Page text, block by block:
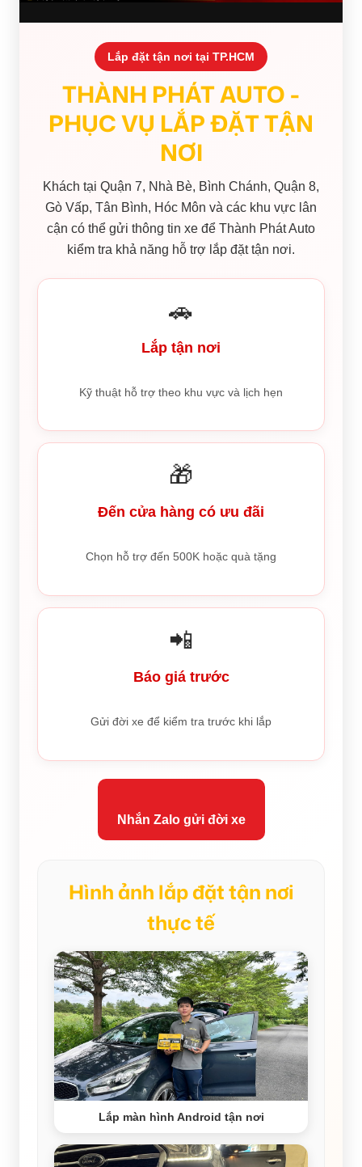
Lắp đặt tận nơi tại TP.HCM
THÀNH PHÁT AUTO -
PHỤC VỤ LẮP ĐẶT TẬN
NƠI
Khách tại Quận 7, Nhà Bè, Bình Chánh, Quận 8,
Gò Vấp, Tân Bình, Hóc Môn và các khu vực lân
cận có thể gửi thông tin xe để Thành Phát Auto
kiểm tra khả năng hỗ trợ lắp đặt tận nơi.
🚗
Lắp tận nơi
Kỹ thuật hỗ trợ theo khu vực và lịch hẹn
🎁
Đến cửa hàng có ưu đãi
Chọn hỗ trợ đến 500K hoặc quà tặng
📲
Báo giá trước
Gửi đời xe để kiểm tra trước khi lắp
Nhắn Zalo gửi đời xe
Hình ảnh lắp đặt tận nơi
thực tế
Lắp màn hình Android tận nơi